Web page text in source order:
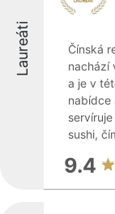
Laureáti
Čínská
nachází
a je v
nabídce
sushi,
9.4